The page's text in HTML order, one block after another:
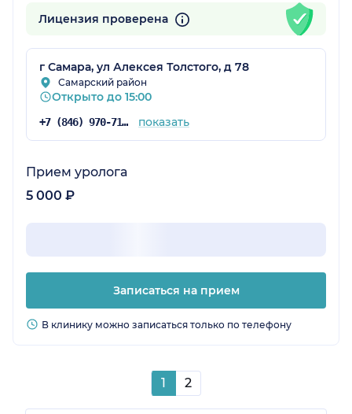
Лицензия проверена
г Самара, ул Алексея Толстого, д 78
Самарский район
Открыто до 15:00
+7 (846) 970-71-38 показать
Прием уролога
5 000 ₽
Записаться на прием
В клинику можно записаться только по телефону
1 2